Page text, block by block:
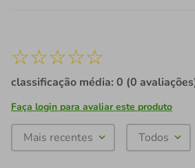
☆☆☆☆☆
classificação média: 0 (0
Faça login para avaliar este produto
Mais recentes Todos